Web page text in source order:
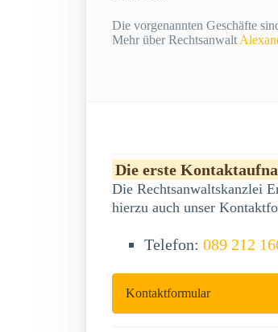
Die vorgenannten Geschäfte
Mehr über Rechtsanwalt
Die erste
Die Rechtsanwaltskanzlei
hierzu auch unser
Telefon: 089 212
Kontaktformular